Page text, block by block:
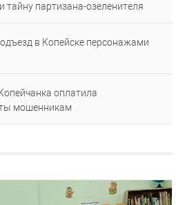
тайну партизана-озеленителя
в Копейске персонажами
оплатила
мошенникам